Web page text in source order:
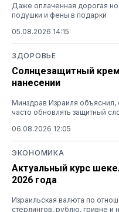
Даже оплаченная дорогая
подушки и фены в подарки
05.08.2026 14:15
ЗДОРОВЬЕ
Солнцезащитный
нанесении
Минздрав Израиля объяснил,
часто обновлять защитный
06.08.2026 12:05
ЭКОНОМИКА
Актуальный курс
2026 года
Израильская валюта по
стерлингов, рублю, гривне и